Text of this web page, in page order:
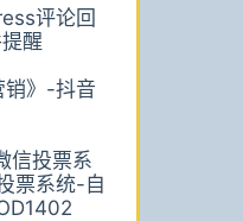
评论回
醒
销》-抖音
信投票系
票系统-自